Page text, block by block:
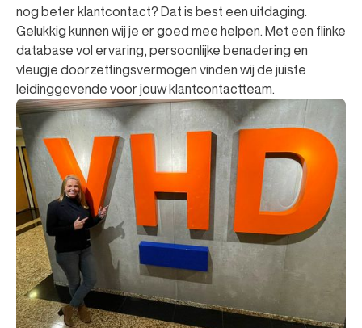
nog beter klantcontact? Dat is best een uitdaging.
Gelukkig kunnen wij je er goed mee helpen. Met een flinke
database vol ervaring, persoonlijke benadering en
vleugje doorzettingsvermogen vinden wij de juiste
leidinggevende voor jouw klantcontactteam.